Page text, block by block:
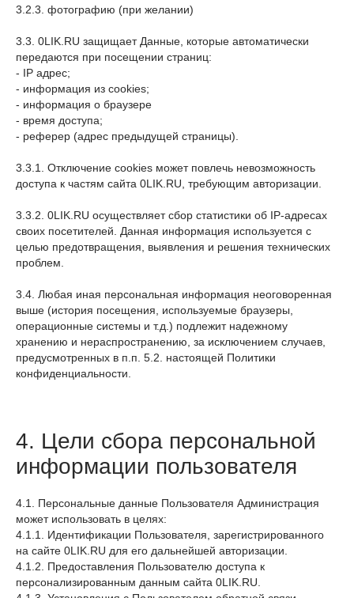
3.2.3. фотографию (при желании)
3.3. 0LIK.RU защищает Данные, которые автоматически
передаются при посещении страниц:
- IP адрес;
- информация из cookies;
- информация о браузере
- время доступа;
- реферер (адрес предыдущей страницы).
3.3.1. Отключение cookies может повлечь невозможность
доступа к частям сайта 0LIK.RU, требующим авторизации.
3.3.2. 0LIK.RU осуществляет сбор статистики об IP-адресах
своих посетителей. Данная информация используется с
целью предотвращения, выявления и решения технических
проблем.
3.4. Любая иная персональная информация неоговоренная
выше (история посещения, используемые браузеры,
операционные системы и т.д.) подлежит надежному
хранению и нераспространению, за исключением случаев,
предусмотренных в п.п. 5.2. настоящей Политики
конфиденциальности.
4. Цели сбора персональной
информации пользователя
4.1. Персональные данные Пользователя Администрация
может использовать в целях:
4.1.1. Идентификации Пользователя, зарегистрированного
на сайте 0LIK.RU для его дальнейшей авторизации.
4.1.2. Предоставления Пользователю доступа к
персонализированным данным сайта 0LIK.RU.